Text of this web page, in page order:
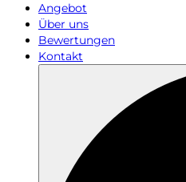
Angebot
Über uns
Bewertungen
Kontakt